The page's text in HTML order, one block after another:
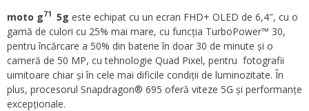
moto g71 5g este echipat cu un ecran FHD+ OLED de 6,4″, cu o
gamă de culori cu 25% mai mare, cu funcția TurboPower™ 30,
pentru încărcare a 50% din baterie în doar 30 de minute și o
cameră de 50 MP, cu tehnologie Quad Pixel, pentru fotografii
uimitoare chiar și în cele mai dificile condiții de luminozitate. În
plus, procesorul Snapdragon® 695 oferă viteze 5G și performanțe
excepționale.